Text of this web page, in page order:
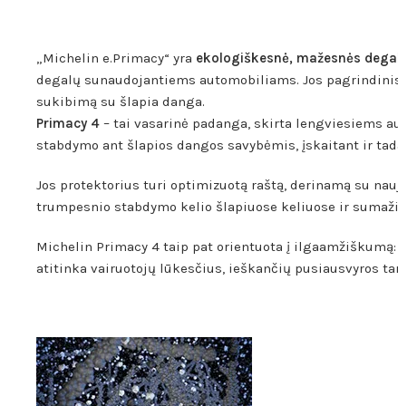
„Michelin e.Primacy“ yra ekologiškesnė, mažesnės
degalų sunaudojantiems automobiliams. Jos
sukibimą su šlapia danga.
Primacy 4 – tai vasarinė padanga, skirta lengviesiems
stabdymo ant šlapios dangos savybėmis, įskaitant ir
Jos protektorius turi optimizuotą raštą, derinamą su
trumpesnio stabdymo kelio šlapiuose keliuose ir
Michelin Primacy 4 taip pat orientuota į
atitinka vairuotojų lūkesčius, ieškančių pusiausvyros